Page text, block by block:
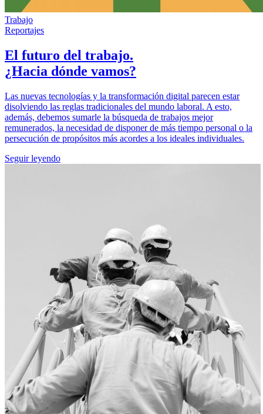
Trabajo
Reportajes
El futuro del trabajo.
¿Hacia dónde vamos?
Las nuevas tecnologías y la transformación digital parecen estar
disolviendo las reglas tradicionales del mundo laboral. A esto,
además, debemos sumarle la búsqueda de trabajos mejor
remunerados, la necesidad de disponer de más tiempo personal o la
persecución de propósitos más acordes a los ideales individuales.
Seguir leyendo